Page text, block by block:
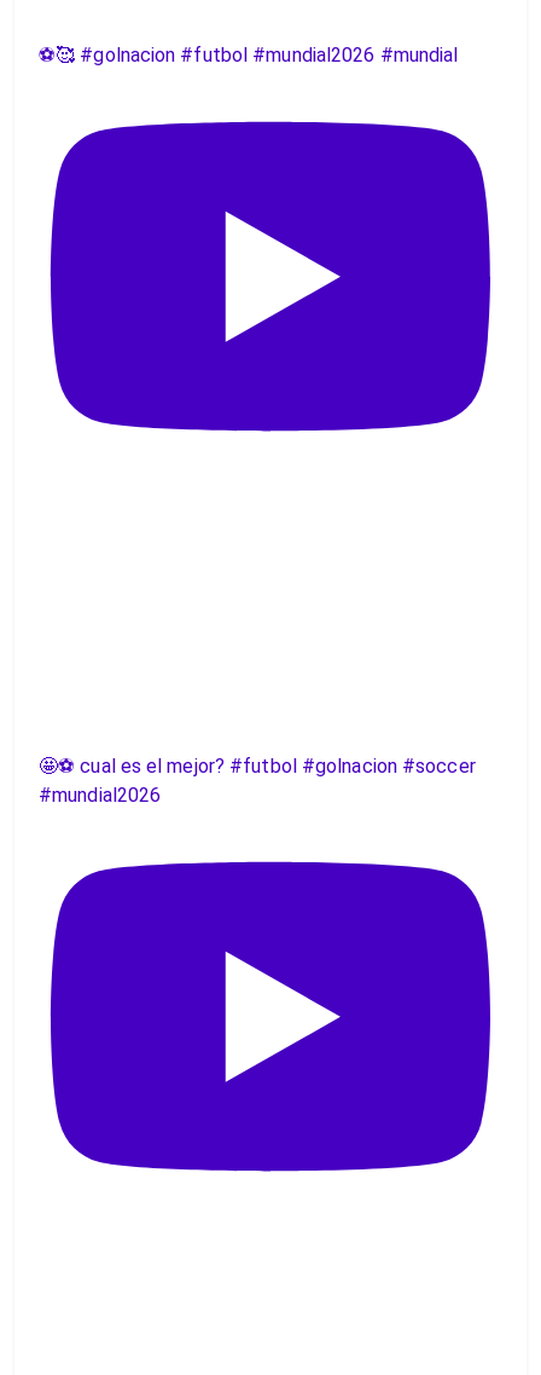
⚽️🥰 #golnacion #futbol #mundial2026 #mundial
🤩⚽️ cual es el mejor? #futbol #golnacion #soccer
#mundial2026